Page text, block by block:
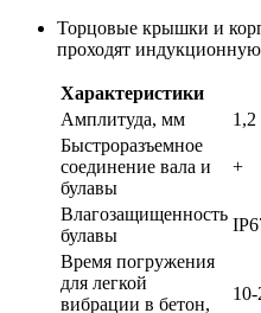
Торцовые крышки и
проходят индукционную
Характеристики
Амплитуда, мм
1,2
Быстроразъемное
соединение вала и
булавы
+
Влагозащищенность
булавы
Время погружения
для легкой
вибрации в бетон,